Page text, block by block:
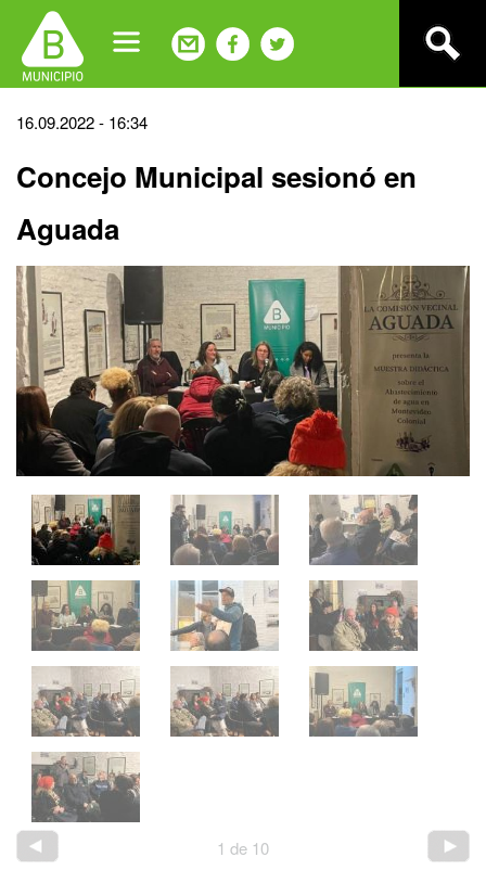
navigation
Back
top
16.09.2022 - 16:34
Concejo Municipal sesionó en
Aguada
1 de 10